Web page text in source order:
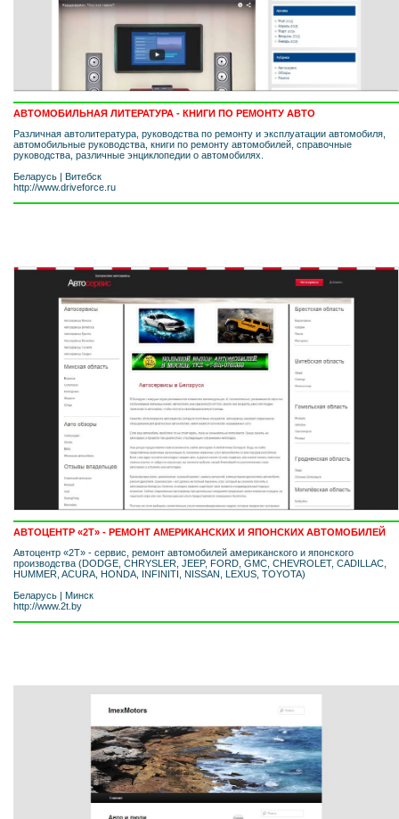
АВТОМОБИЛЬНАЯ ЛИТЕРАТУРА - КНИГИ ПО РЕМОНТУ АВТО
Различная автолитература, руководства по ремонту и эксплуатации автомобиля,
автомобильные руководства, книги по ремонту автомобилей, справочные
руководства, различные энциклопедии о автомобилях.
Беларусь | Витебск
http://www.driveforce.ru
АВТОЦЕНТР «2T» - РЕМОНТ АМЕРИКАНСКИХ И ЯПОНСКИХ АВТОМОБИЛЕЙ
Автоцентр «2Т» - сервис, ремонт автомобилей американского и японского
производства (DODGE, CHRYSLER, JEEP, FORD, GMC, CHEVROLET, CADILLAC,
HUMMER, ACURA, HONDA, INFINITI, NISSAN, LEXUS, TOYOTA)
Беларусь | Минск
http://www.2t.by